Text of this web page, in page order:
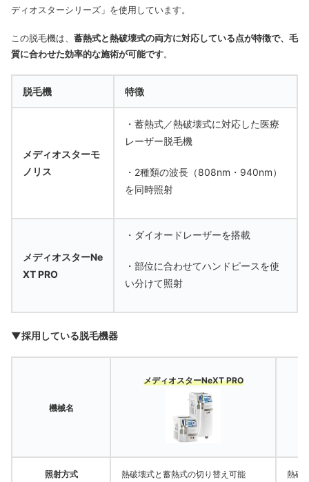
ディオスターシリーズ」を使用しています。
この脱毛機は、 蓄熱式と熱破壊式の両方に対応している点が特徴で、毛
質に合わせた効率的な施術が可能です。
脱毛機 特徴
メディオスターモ
ノリス
・蓄熱式／熱破壊式に対応した医療
レーザー脱毛機
・2種類の波長（808nm・940nm）
を同時照射
メディオスターNe
XT PRO
・ダイオードレーザーを搭載
・部位に合わせてハンドピースを使
い分けて照射
▼採用している脱毛機器
機械名
メディオスターNeXT PRO
照射方式 熱破壊式と蓄熱式の切り替え可能 熱破